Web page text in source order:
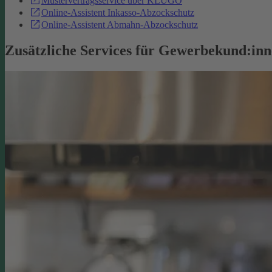
Online-Assistent Inkasso-Abzockschutz
Online-Assistent Abmahn-Abzockschutz
Zusätzliche Services für